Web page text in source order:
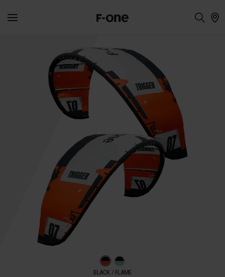
BLACK / FLAME